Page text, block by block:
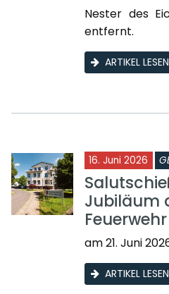
Nester des
entfernt.
ARTIKEL LESEN
16. Juni 2026
Jubiläum
am 21. Juni
ARTIKEL LESEN